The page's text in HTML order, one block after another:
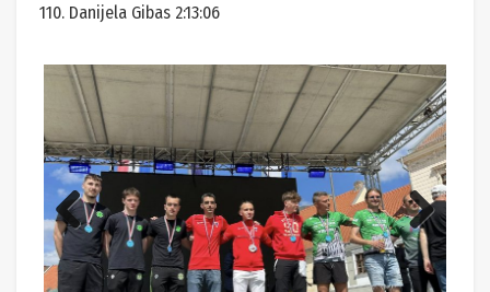
110. Danijela Gibas 2:13:06
Previ
ous
Next